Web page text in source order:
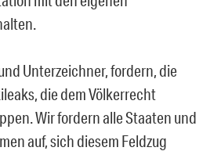
Unterzeichner, fordern, die
die dem Völkerrecht
Wir fordern alle Staaten und
auf, sich diesem Feldzug